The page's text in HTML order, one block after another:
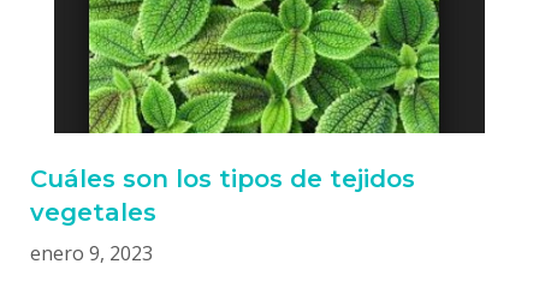
Cuáles son los tipos de tejidos
vegetales
enero 9, 2023